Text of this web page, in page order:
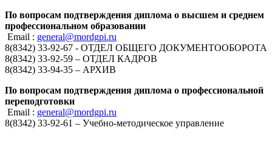
По вопросам подтверждения диплома о высшем и среднем
профессиональном образовании
Email : general@mordgpi.ru
8(8342) 33-92-67 - ОТДЕЛ ОБЩЕГО ДОКУМЕНТООБОРОТА
8(8342) 33-92-59 – ОТДЕЛ КАДРОВ
8(8342) 33-94-35 – АРХИВ
По вопросам подтверждения диплома о профессиональной
переподготовки
Email : general@mordgpi.ru
8(8342) 33-92-61 – Учебно-методическое управление